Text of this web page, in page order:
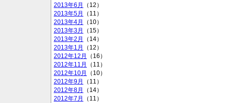
2013年6月
（12）
2013年5月
（11）
2013年4月
（10）
2013年3月
（15）
2013年2月
（14）
2013年1月
（12）
2012年12月
（16）
2012年11月
（11）
2012年10月
（10）
2012年9月
（11）
2012年8月
（14）
2012年7月
（11）